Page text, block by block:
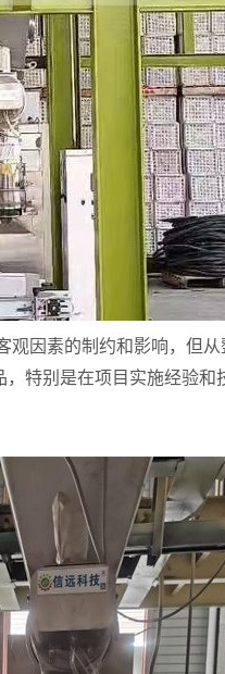
因素的制约和影响，但
特别是在项目实施经验